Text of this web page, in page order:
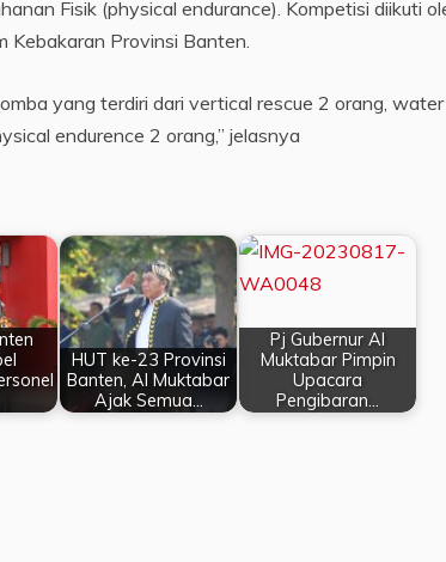
Fisik (physical endurance). Kompetisi diikuti
Kebakaran Provinsi Banten.
yang terdiri dari vertical rescue 2 orang, water
endurence 2 orang,” jelasnya
HUT ke-23 Provinsi
Banten, Al Muktabar
Ajak Semua…
Pj Gubernur Al
Muktabar Pimpin
Upacara
Pengibaran…